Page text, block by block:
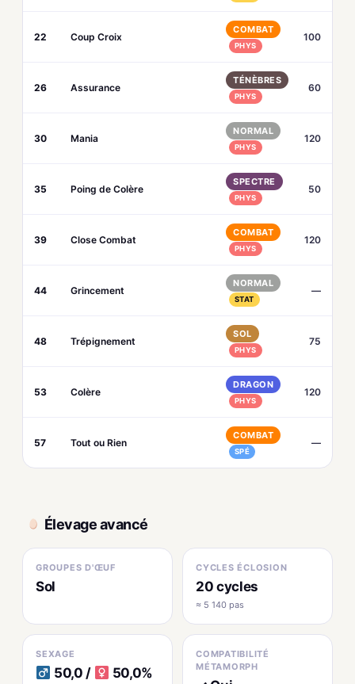
22 Coup Croix
COMBAT
PHYS
100
26 Assurance
TÉNÈBRES
PHYS
60
30 Mania
NORMAL
PHYS
120
35 Poing de Colère
SPECTRE
PHYS
50
39 Close Combat
COMBAT
PHYS
120
44 Grincement
NORMAL
STAT
—
48 Trépignement
SOL
PHYS
75
53 Colère
DRAGON
PHYS
120
57 Tout ou Rien
COMBAT
SPÉ
—
Élevage avancé
GROUPES D'ŒUF
Sol
CYCLES ÉCLOSION
20 cycles
≈ 5 140 pas
SEXAGE
50,0 / 50,0%
COMPATIBILITÉ
MÉTAMORPH